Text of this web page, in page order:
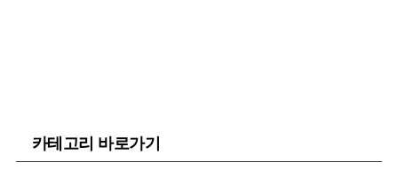
카테고리 바로가기